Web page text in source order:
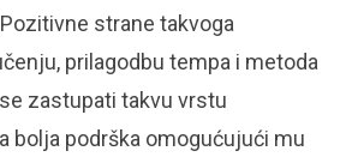
strane takvoga
prilagodbu tempa i metoda
zastupati takvu vrstu
bolja podrška omogućujući mu